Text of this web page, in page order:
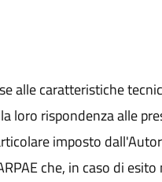
alle caratteristiche
loro rispondenza alle
imposto
che, in caso di